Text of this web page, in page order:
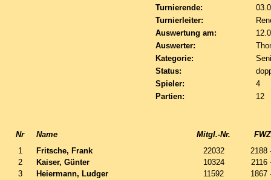
Turnierende:
Turnierleiter:
Auswertung am:
Auswerter:
Kategorie:
Status:
Spieler:
4
Partien:
12
Nr Name Mitgl.-Nr.
1
Fritsche, Frank 22032
2188
2
Kaiser, Günter 10324
2116
3
Heiermann, Ludger 11592
1867